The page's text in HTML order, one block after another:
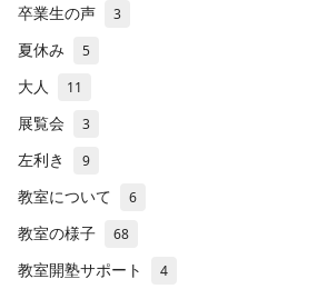
卒業生の声 3
夏休み 5
大人 11
展覧会 3
左利き 9
教室について 6
教室の様子 68
教室開塾サポート 4